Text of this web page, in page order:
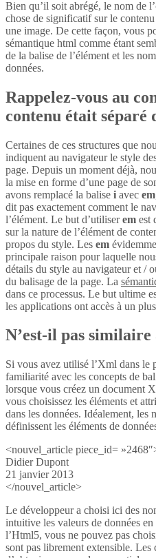
Bien qu’il soit abrégé, le nom de
chose de significatif sur le contenu
une image. De cette façon, vous
sémantique html comme étant
de la balise de l’élément et les
données.
Rappelez-vous au
contenu était séparé
Certaines de ces structures que
indiquent au navigateur le style
page. Depuis un moment déjà,
la mise en forme d’une page de
avons remplacé la balise i avec em
dit pas exactement comment le
l’élément. Le but d’utiliserem est
sur la nature de l’élément de
propos du style. Les em
principale raison pour laquelle
détails du style au navigateur et /
du balisage de la page. La
dans ce processus. Le but ultime
les applications ont accès à un
N’est-il pas
Si vous avez utilisé l’Xml dans le
familiarité avec les concepts de
lorsque vous créez un document
vous choisissez les éléments et
dans les données. Idéalement, les
définissent les éléments de
<nouvel_article piece_id=
Didier Dupont
21 janvier 2013
</nouvel_article>
Le développeur a choisi ici des
intuitive les valeurs de données
l’Html5, vous ne pouvez pas
sont pas librement extensible.